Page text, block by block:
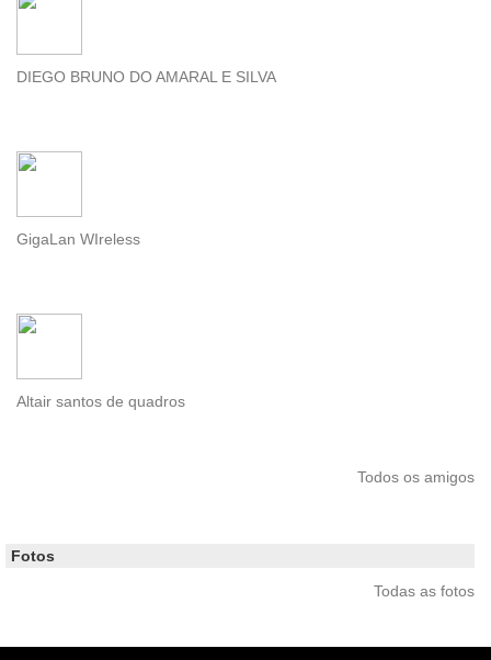
DIEGO BRUNO DO AMARAL E SILVA
GigaLan WIreless
Altair santos de quadros
Todos os amigos
Fotos
Todas as fotos